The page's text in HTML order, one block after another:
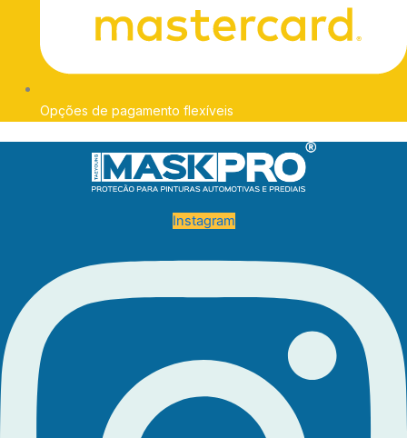
Opções de pagamento flexíveis
Instagram